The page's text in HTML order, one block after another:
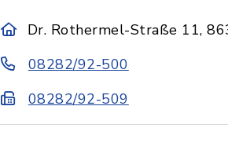
Dr. Rothermel-Straße 11,
08282/92-500
08282/92-509